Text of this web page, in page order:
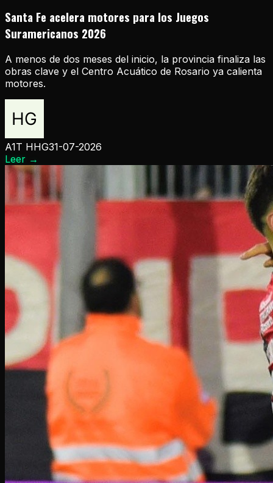
Santa Fe acelera motores para los Juegos
Suramericanos 2026
A menos de dos meses del inicio, la provincia finaliza las
obras clave y el Centro Acuático de Rosario ya calienta
motores.
A1T HHG31-07-2026
Leer →